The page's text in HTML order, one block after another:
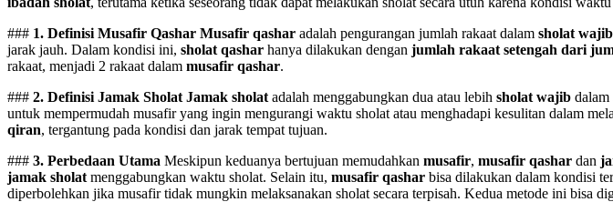
### 1. Definisi Musafir Qashar Musafir qashar adalah pengurangan jumlah rakaat dalam sholat wajib
jarak jauh. Dalam kondisi ini, sholat qashar hanya dilakukan dengan jumlah rakaat setengah dari
rakaat, menjadi 2 rakaat dalam musafir qashar.
### 2. Definisi Jamak Sholat Jamak sholat adalah menggabungkan dua atau lebih sholat wajib
untuk mempermudah musafir yang ingin mengurangi waktu sholat atau menghadapi kesulitan dalam
qiran, tergantung pada kondisi dan jarak tempat tujuan.
### 3. Perbedaan Utama Meskipun keduanya bertujuan memudahkan musafir, musafir qashar dan
jamak sholat menggabungkan waktu sholat. Selain itu, musafir qashar bisa dilakukan dalam kondisi
diperbolehkan jika musafir tidak mungkin melaksanakan sholat secara terpisah. Kedua metode ini bisa